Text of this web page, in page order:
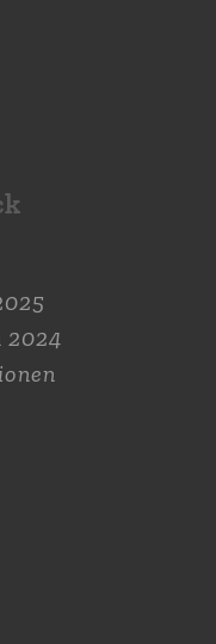
2024